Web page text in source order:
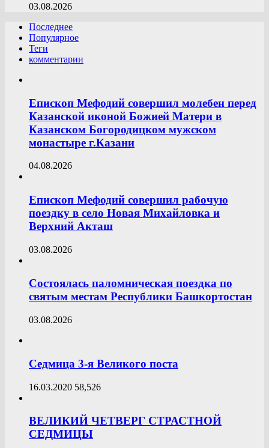
03.08.2026
Последнее
Популярное
Теги
комментарии
Епископ Мефодий совершил молебен перед
Казанской иконой Божией Матери в
Казанском Богородицком мужском
монастыре г.Казани
04.08.2026
Епископ Мефодий совершил рабочую
поездку в село Новая Михайловка и
Верхний Акташ
03.08.2026
Состоялась паломническая поездка по
святым местам Республики Башкортостан
03.08.2026
Седмица 3-я Великого поста
16.03.2020 58,526
ВЕЛИКИЙ ЧЕТВЕРГ СТРАСТНОЙ
СЕДМИЦЫ